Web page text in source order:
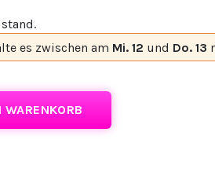
es zwischen am Mi. 12 und Do. 13
WARENKORB